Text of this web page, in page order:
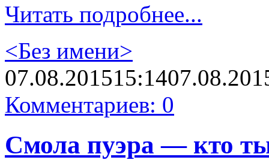
Читать подробнее...
<Без имени>
07.08.201515:14
Комментариев: 0
Смола пуэра — кто